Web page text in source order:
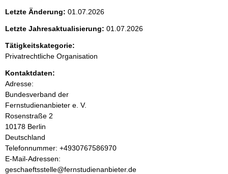
e
n
i
n
h
a
l
t
Letzte Änderung: 01.07.2026
Letzte Jahresaktualisierung: 01.07.2026
Tätigkeitskategorie:
Privatrechtliche Organisation
Kontaktdaten:
Adresse:
Bundesverband der
Fernstudienanbieter e. V.
Rosenstraße 2
10178 Berlin
Deutschland
K
o
n
Telefonnummer: +4930767586970
E-Mail-Adressen:
geschaeftsstelle@fernstudienanbieter.de